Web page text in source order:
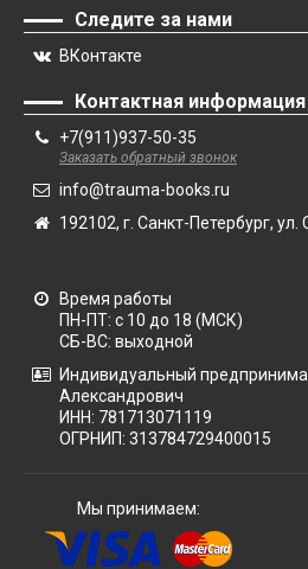
Следите за нами
ВКонтакте
Контактная информация
+7(911)937-50-35
Заказать обратный звонок
info@trauma-books.ru
192102, г. Санкт-Петербург,
Время работы
ПН-ПТ: с 10 до 18 (МСК)
СБ-ВС: выходной
Индивидуальный
Александрович
ИНН: 781713071119
ОГРНИП: 313784729400015
Мы принимаем: